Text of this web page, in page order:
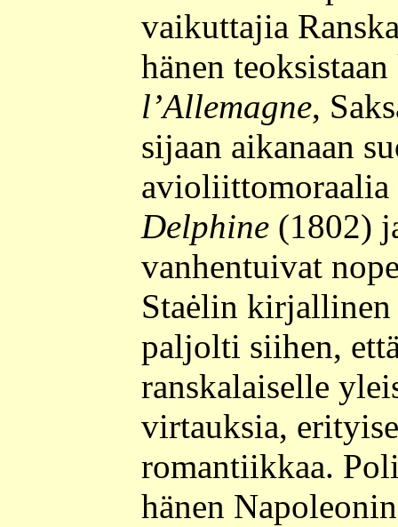
vaikuttajia
hänen
l’Allemagne,
sijaan aikanaan
avioliittomoraalia
Delphine (1802)
vanhentuivat
Staėlin
paljolti siihen,
ranskalaiselle
virtauksia,
romantiikkaa.
hänen